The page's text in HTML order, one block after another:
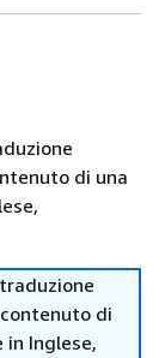
di una
di
in Inglese,